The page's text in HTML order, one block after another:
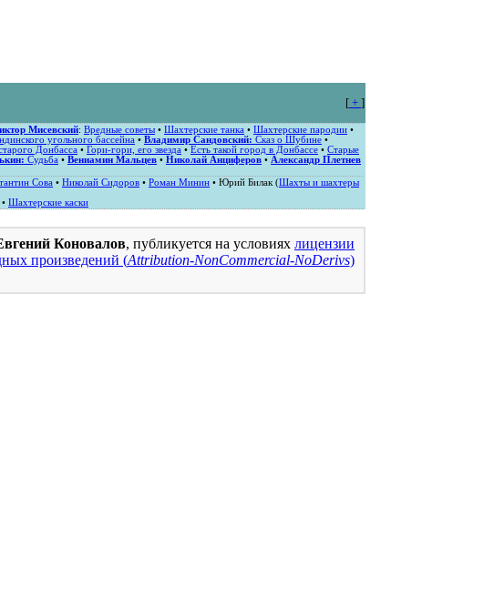
[ + ]
Мисевский: Вредные советы • Шахтерские танка • Шахтерские пародии •
угольного бассейна • Владимир Сандовский: Сказ о Шубине •
Донбасса • Гори-гори, его звезда • Есть такой город в Донбассе • Старые
Судьба • Вениамин Мальцев • Николай Анциферов • Александр Плетнев
Сова • Николай Сидоров • Роман Минин • Юрий Билак (Шахты и шахтеры
• Шахтерские каски
Коновалов, публикуется на условиях лицензии
произведений (Attribution-NonCommercial-NoDerivs)